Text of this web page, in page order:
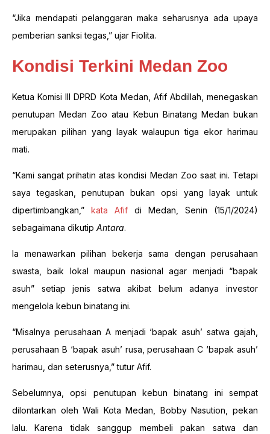
“Jika mendapati pelanggaran maka seharusnya ada upaya
pemberian sanksi tegas,” ujar Fiolita.
Kondisi Terkini Medan Zoo
Ketua Komisi III DPRD Kota Medan, Afif Abdillah, menegaskan
penutupan Medan Zoo atau Kebun Binatang Medan bukan
merupakan pilihan yang layak walaupun tiga ekor harimau
mati.
“Kami sangat prihatin atas kondisi Medan Zoo saat ini. Tetapi
saya tegaskan, penutupan bukan opsi yang layak untuk
dipertimbangkan,”
kata Afif di Medan, Senin (15/1/2024)
sebagaimana dikutip Antara.
Ia menawarkan pilihan bekerja sama dengan perusahaan
swasta, baik lokal maupun nasional agar menjadi “bapak
asuh” setiap jenis satwa akibat belum adanya investor
mengelola kebun binatang ini.
“Misalnya perusahaan A menjadi ‘bapak asuh’ satwa gajah,
perusahaan B ‘bapak asuh’ rusa, perusahaan C ‘bapak asuh’
harimau, dan seterusnya,” tutur Afif.
Sebelumnya, opsi penutupan kebun binatang ini sempat
dilontarkan oleh Wali Kota Medan, Bobby Nasution, pekan
lalu. Karena tidak sanggup membeli pakan satwa dan